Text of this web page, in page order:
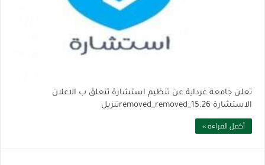
تعلن جامعة غرداية عن تنظيم استشارة تتعلق ب الاعلان
الاستشارة 15.26_removed_removedتنزيل
أكمل القراءة »